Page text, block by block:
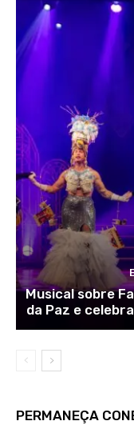
Musical sobre
da Paz e
PERMANEÇA